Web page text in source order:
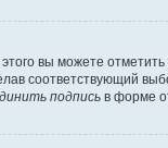
вы можете
соответствующий
подпись в форме